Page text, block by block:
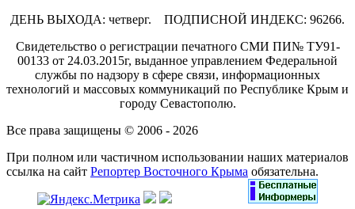
ДЕНЬ ВЫХОДА: четверг. ПОДПИСНОЙ ИНДЕКС: 96266.
Свидетельство о регистрации печатного СМИ ПИ№ ТУ91-
00133 от 24.03.2015г, выданное управлением Федеральной
службы по надзору в сфере связи, информационных
технологий и массовых коммуникаций по Республике Крым и
городу Севастополю.
Все права защищены © 2006 - 2026
При полном или частичном использовании наших материалов
ссылка на сайт Репортер Восточного Крыма обязательна.